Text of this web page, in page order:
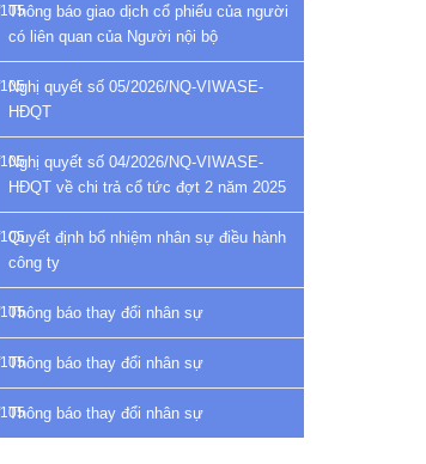
Thông báo giao dịch cổ phiếu của người
có liên quan của Người nội bộ
Nghị quyết số 05/2026/NQ-VIWASE-
HĐQT
Nghị quyết số 04/2026/NQ-VIWASE-
HĐQT về chi trả cổ tức đợt 2 năm 2025
Quyết định bổ nhiệm nhân sự điều hành
công ty
Thông báo thay đổi nhân sự
Thông báo thay đổi nhân sự
Thông báo thay đổi nhân sự